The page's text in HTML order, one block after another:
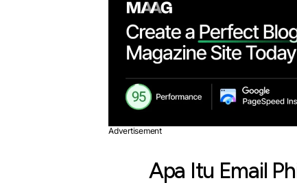
Advertisement
Apa Itu Email